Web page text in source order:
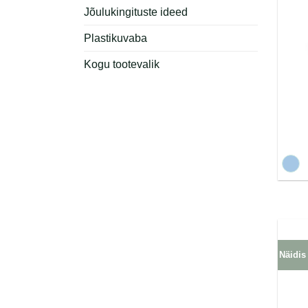
Jõulukingituste ideed
Plastikuvaba
Kogu tootevalik